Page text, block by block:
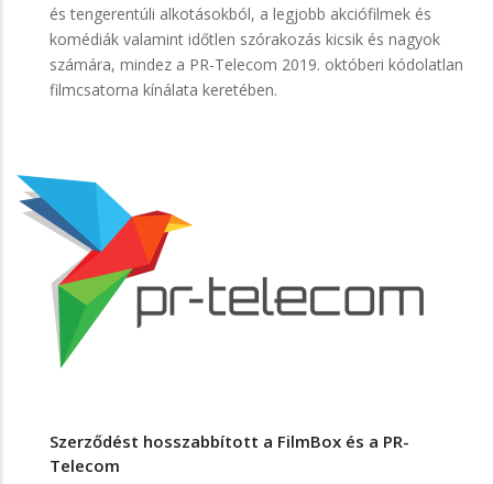
és tengerentúli alkotásokból, a legjobb akciófilmek és
komédiák valamint időtlen szórakozás kicsik és nagyok
számára, mindez a PR-Telecom 2019. októberi kódolatlan
filmcsatorna kínálata keretében.
Szerződést hosszabbított a FilmBox és a PR-
Telecom